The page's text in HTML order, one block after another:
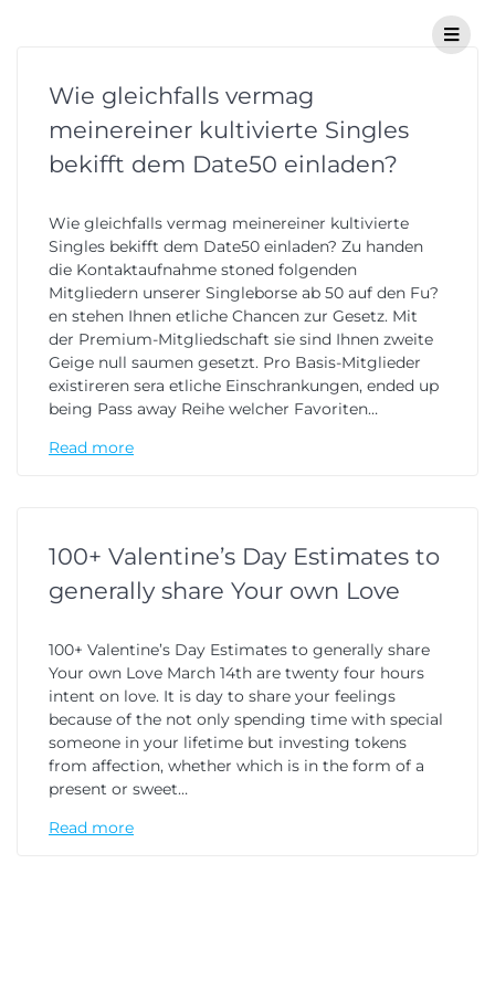
Wie gleichfalls vermag
meinereiner kultivierte Singles
bekifft dem Date50 einladen?
Wie gleichfalls vermag meinereiner kultivierte
Singles bekifft dem Date50 einladen? Zu handen
die Kontaktaufnahme stoned folgenden
Mitgliedern unserer Singleborse ab 50 auf den Fu?
en stehen Ihnen etliche Chancen zur Gesetz. Mit
der Premium-Mitgliedschaft sie sind Ihnen zweite
Geige null saumen gesetzt. Pro Basis-Mitglieder
existireren sera etliche Einschrankungen, ended up
being Pass away Reihe welcher Favoriten…
Read more
100+ Valentine’s Day Estimates to
generally share Your own Love
100+ Valentine’s Day Estimates to generally share
Your own Love March 14th are twenty four hours
intent on love. It is day to share your feelings
because of the not only spending time with special
someone in your lifetime but investing tokens
from affection, whether which is in the form of a
present or sweet…
Read more